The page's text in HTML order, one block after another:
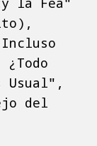
Usual",
del